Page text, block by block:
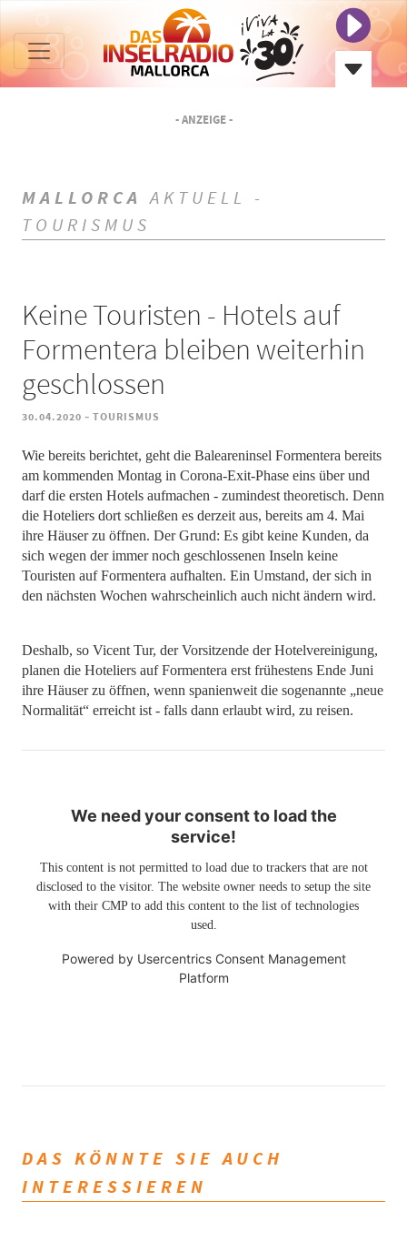
- ANZEIGE -
MALLORCA AKTUELL -
TOURISMUS
Keine Touristen - Hotels auf
Formentera bleiben weiterhin
geschlossen
30.04.2020 - TOURISMUS
Wie bereits berichtet, geht die Baleareninsel Formentera bereits
am kommenden Montag in Corona-Exit-Phase eins über und
darf die ersten Hotels aufmachen - zumindest theoretisch. Denn
die Hoteliers dort schließen es derzeit aus, bereits am 4. Mai
ihre Häuser zu öffnen. Der Grund: Es gibt keine Kunden, da
sich wegen der immer noch geschlossenen Inseln keine
Touristen auf Formentera aufhalten. Ein Umstand, der sich in
den nächsten Wochen wahrscheinlich auch nicht ändern wird.
Deshalb, so Vicent Tur, der Vorsitzende der Hotelvereinigung,
planen die Hoteliers auf Formentera erst frühestens Ende Juni
ihre Häuser zu öffnen, wenn spanienweit die sogenannte „neue
Normalität“ erreicht ist - falls dann erlaubt wird, zu reisen.
We need your consent to load the
service!
This content is not permitted to load due to trackers that are not
disclosed to the visitor. The website owner needs to setup the site
with their CMP to add this content to the list of technologies
used.
Powered by Usercentrics Consent Management
Platform
DAS KÖNNTE SIE AUCH
INTERESSIEREN